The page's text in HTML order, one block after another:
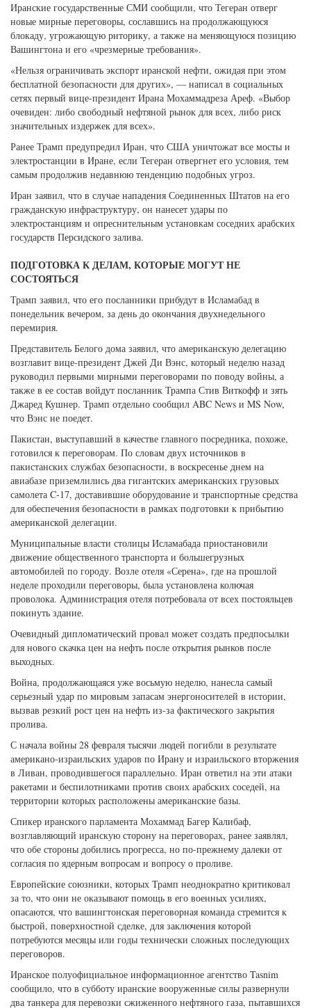
Иранские государственные СМИ сообщили, что Тегеран отверг
новые мирные переговоры, сославшись на продолжающуюся
блокаду, угрожающую риторику, а также на меняющуюся позицию
Вашингтона и его «чрезмерные требования».
«Нельзя ограничивать экспорт иранской нефти, ожидая при этом
бесплатной безопасности для других», — написал в социальных
сетях первый вице-президент Ирана Мохаммадреза Ареф. «Выбор
очевиден: либо свободный нефтяной рынок для всех, либо риск
значительных издержек для всех».
Ранее Трамп предупредил Иран, что США уничтожат все мосты и
электростанции в Иране, если Тегеран отвергнет его условия, тем
самым продолжив недавнюю тенденцию подобных угроз.
Иран заявил, что в случае нападения Соединенных Штатов на его
гражданскую инфраструктуру, он нанесет удары по
электростанциям и опреснительным установкам соседних арабских
государств Персидского залива.
ПОДГОТОВКА К ДЕЛАМ, КОТОРЫЕ МОГУТ НЕ
СОСТОЯТЬСЯ
Трамп заявил, что его посланники прибудут в Исламабад в
понедельник вечером, за день до окончания двухнедельного
перемирия.
Представитель Белого дома заявил, что американскую делегацию
возглавит вице-президент Джей Ди Вэнс, который неделю назад
руководил первыми мирными переговорами по поводу войны, а
также в ее состав войдут посланник Трампа Стив Виткофф и зять
Джаред Кушнер. Трамп отдельно сообщил ABC News и MS Now,
что Вэнс не поедет.
Пакистан, выступавший в качестве главного посредника, похоже,
готовился к переговорам. По словам двух источников в
пакистанских службах безопасности, в воскресенье днем на
авиабазе приземлились два гигантских американских грузовых
самолета C-17, доставившие оборудование и транспортные средства
для обеспечения безопасности в рамках подготовки к прибытию
американской делегации.
Муниципальные власти столицы Исламабада приостановили
движение общественного транспорта и большегрузных
автомобилей по городу. Возле отеля «Серена», где на прошлой
неделе проходили переговоры, была установлена колючая
проволока. Администрация отеля потребовала от всех постояльцев
покинуть здание.
Очевидный дипломатический провал может создать предпосылки
для нового скачка цен на нефть после открытия рынков после
выходных.
Война, продолжающаяся уже восьмую неделю, нанесла самый
серьезный удар по мировым запасам энергоносителей в истории,
вызвав резкий рост цен на нефть из-за фактического закрытия
пролива.
С начала войны 28 февраля тысячи людей погибли в результате
американо-израильских ударов по Ирану и израильского вторжения
в Ливан, проводившегося параллельно. Иран ответил на эти атаки
ракетами и беспилотниками против своих арабских соседей, на
территории которых расположены американские базы.
Спикер иранского парламента Мохаммад Багер Калибаф,
возглавляющий иранскую сторону на переговорах, ранее заявлял,
что обе стороны добились прогресса, но по-прежнему далеки от
согласия по ядерным вопросам и вопросу о проливе.
Европейские союзники, которых Трамп неоднократно критиковал
за то, что они не оказывают помощь в его военных усилиях,
опасаются, что вашингтонская переговорная команда стремится к
быстрой, поверхностной сделке, для заключения которой
потребуются месяцы или годы технически сложных последующих
переговоров.
Иранское полуофициальное информационное агентство Tasnim
сообщило, что в субботу иранские вооруженные силы развернули
два танкера для перевозки сжиженного нефтяного газа, пытавшихся